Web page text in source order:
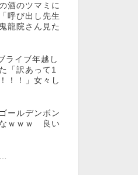
酒のツマミに
呼び出し先生
龍院さん見た
ライブ年越し
「訳あって1
！！」女々し
ールデンボン
ｗｗｗ 良い